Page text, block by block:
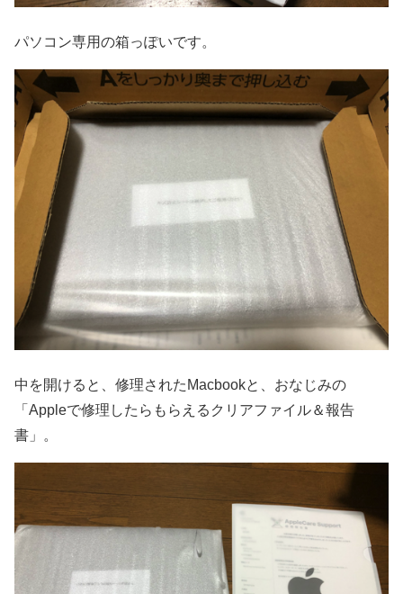
パソコン専用の箱っぽいです。
中を開けると、修理されたMacbookと、おなじみの
「Appleで修理したらもらえるクリアファイル＆報告
書」。